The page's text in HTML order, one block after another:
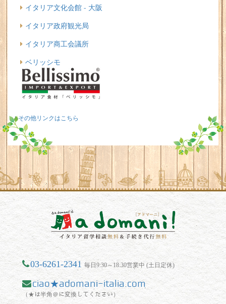
イタリア文化会館 - 大阪
イタリア政府観光局
イタリア商工会議所
ベリッシモ
その他リンクはこちら
03-6261-2341 毎日9:30～18:30営業中 (土日定休)
ciao★adomani-italia.com
（★は半角＠に変換してください）